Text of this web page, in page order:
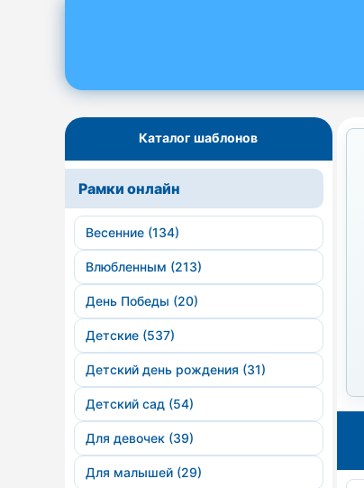
Каталог шаблонов
Рамки онлайн
Весенние (134)
Влюбленным (213)
День Победы (20)
Детские (537)
Детский день рождения (31)
Детский сад (54)
Для девочек (39)
Для малышей (29)